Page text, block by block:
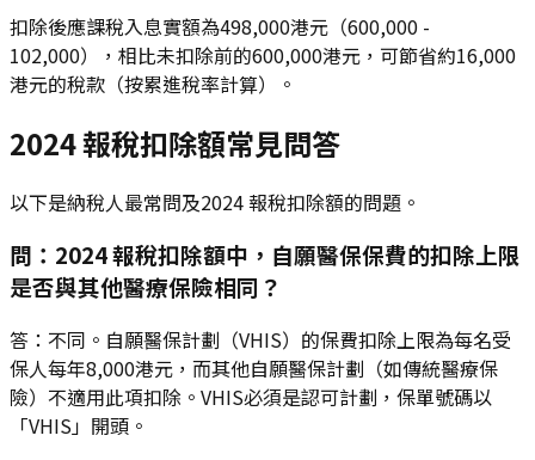
扣除後應課稅入息實額為498,000港元（600,000 -
102,000），相比未扣除前的600,000港元，可節省約16,000
港元的稅款（按累進稅率計算）。
2024 報稅扣除額常見問答
以下是納稅人最常問及2024 報稅扣除額的問題。
問：2024 報稅扣除額中，自願醫保保費的扣除上限
是否與其他醫療保險相同？
答：不同。自願醫保計劃（VHIS）的保費扣除上限為每名受
保人每年8,000港元，而其他自願醫保計劃（如傳統醫療保
險）不適用此項扣除。VHIS必須是認可計劃，保單號碼以
「VHIS」開頭。